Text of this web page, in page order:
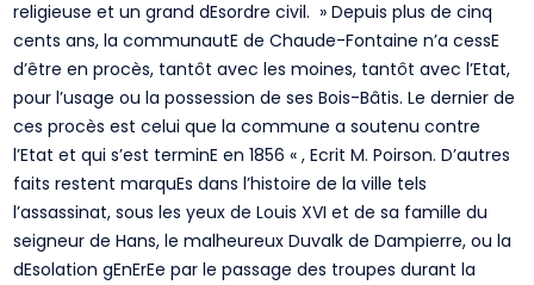
religieuse et un grand dEsordre civil. » Depuis plus de cinq
cents ans, la communautE de Chaude-Fontaine n’a cessE
d’être en procès, tantôt avec les moines, tantôt avec l’Etat,
pour l’usage ou la possession de ses Bois-Bâtis. Le dernier de
ces procès est celui que la commune a soutenu contre
l’Etat et qui s’est terminE en 1856 « , Ecrit M. Poirson. D’autres
faits restent marquEs dans l’histoire de la ville tels
l’assassinat, sous les yeux de Louis XVI et de sa famille du
seigneur de Hans, le malheureux Duvalk de Dampierre, ou la
dEsolation gEnErEe par le passage des troupes durant la